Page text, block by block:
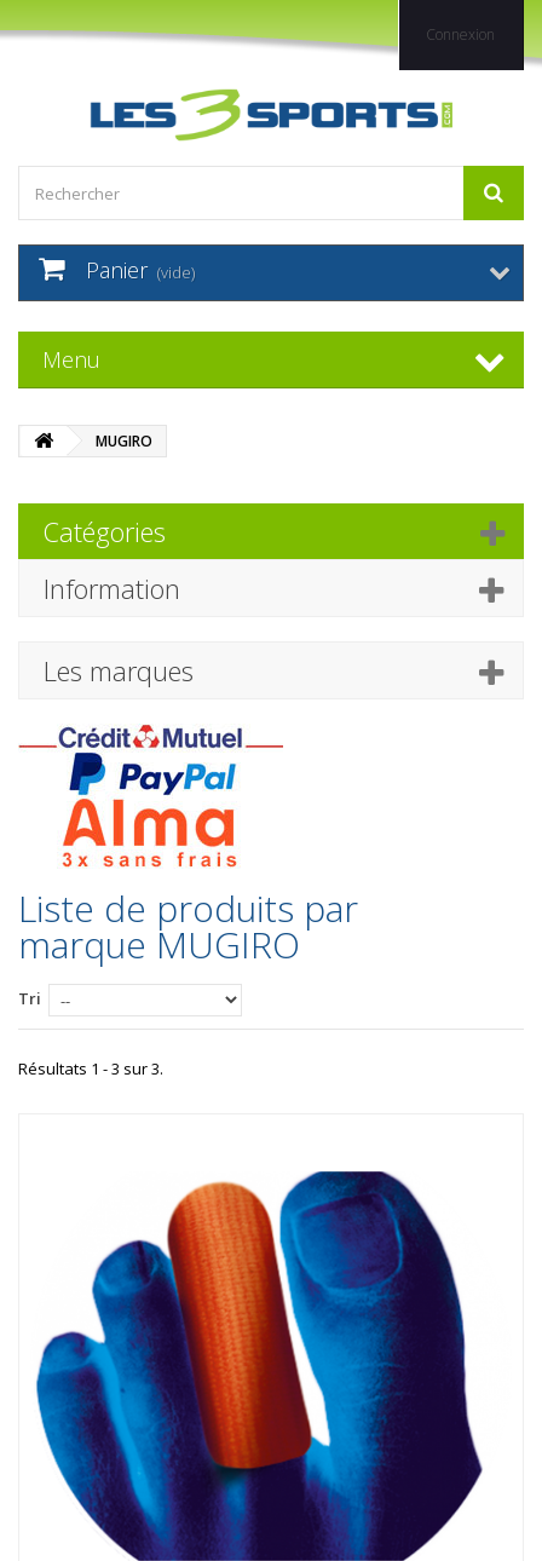
Connexion
Panier (vide)
Menu
MUGIRO
Catégories
Information
Les marques
Liste de produits par
marque MUGIRO
Tri
Résultats 1 - 3 sur 3.